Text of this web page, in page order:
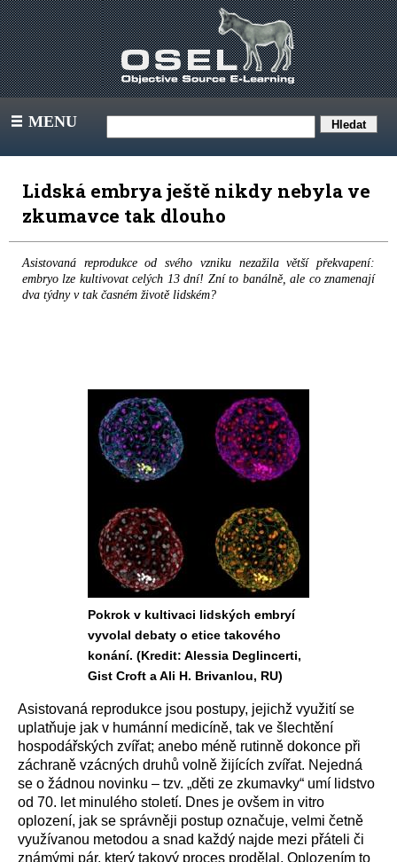
III MENU
Lidská embrya ještě nikdy nebyla ve
zkumavce tak dlouho
Asistovaná reprodukce od svého vzniku nezažila větší překvapení:
embryo lze kultivovat celých 13 dní! Zní to banálně, ale co znamenají
dva týdny v tak časném životě lidském?
Pokrok v kultivaci lidských embryí
vyvolal debaty o etice takového
konání. (Kredit: Alessia Deglincerti,
Gist Croft a Ali H. Brivanlou, RU)
Asistovaná reprodukce jsou postupy, jejichž využití se
uplatňuje jak v humánní medicíně, tak ve šlechtění
hospodářských zvířat; anebo méně rutinně dokonce při
záchraně vzácných druhů volně žijících zvířat. Nejedná
se o žádnou novinku – tzv. „děti ze zkumavky“ umí lidstvo
od 70. let minulého století. Dnes je ovšem in vitro
oplození, jak se správněji postup označuje, velmi četně
využívanou metodou a snad každý najde mezi přáteli či
známými pár, který takový proces prodělal. Oplozením to